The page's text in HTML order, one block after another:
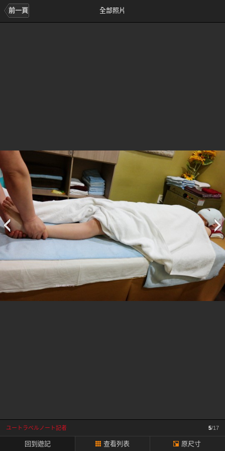
全部照片
前一頁
前
一
頁
次
ユートラベルノート記者 5/17
回到遊記 查看列表 原尺寸